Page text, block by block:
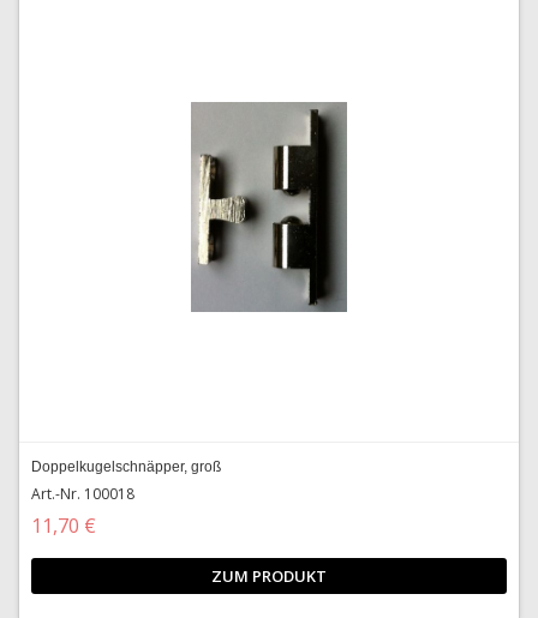
Doppelkugelschnäpper, groß
Art.-Nr. 100018
11,70 €
ZUM PRODUKT